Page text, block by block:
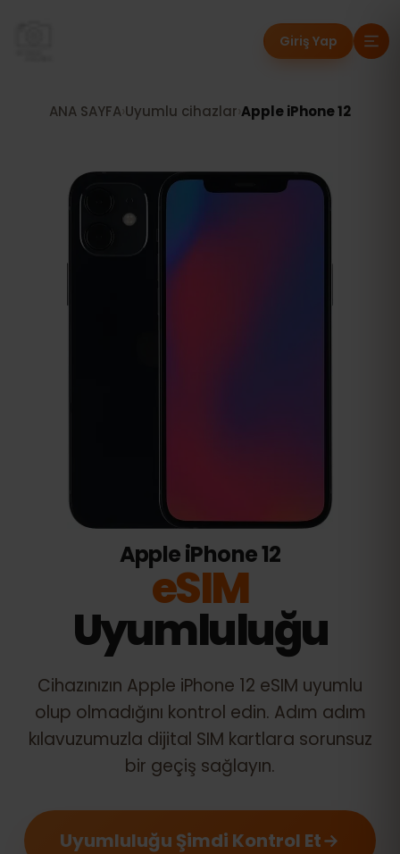
Giriş Yap
ANA SAYFA Uyumlu cihazlar Apple iPhone 12
Apple iPhone 12
eSIM
Uyumluluğu
Cihazınızın Apple iPhone 12 eSIM uyumlu
olup olmadığını kontrol edin. Adım adım
kılavuzumuzla dijital SIM kartlara sorunsuz
bir geçiş sağlayın.
Uyumluluğu Şimdi Kontrol Et